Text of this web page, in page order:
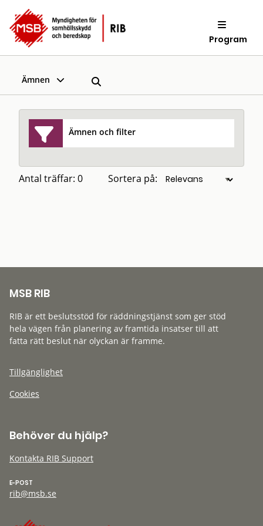
Program
Ämnen
Ämnen och filter
Antal träffar: 0 Sortera på:
MSB RIB
RIB är ett beslutsstöd för räddningstjänst som ger stöd
hela vägen från planering av framtida insatser till att
fatta rätt beslut när olyckan är framme.
Tillgänglighet
Cookies
Behöver du hjälp?
Kontakta RIB Support
E-POST
rib@msb.se